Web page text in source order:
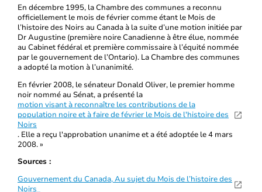
En décembre 1995, la Chambre des communes a reconnu
officiellement le mois de février comme étant le Mois de
l’histoire des Noirs au Canada à la suite d’une motion initiée par
Dr Augustine (première noire Canadienne à être élue, nommée
au Cabinet fédéral et première commissaire à l’équité nommée
par le gouvernement de l’Ontario). La Chambre des communes
a adopté la motion à l’unanimité.
En février 2008, le sénateur Donald Oliver, le premier homme
noir nommé au Sénat, a présenté la
motion visant à reconnaître les contributions de la
population noire et à faire de février le Mois de l'histoire des
Noirs
. Elle a reçu l'approbation unanime et a été adoptée le 4 mars
2008. »
Sources :
Gouvernement du Canada, Au sujet du Mois de l’histoire des
Noirs